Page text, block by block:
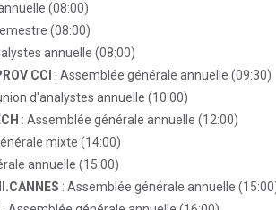
(08:00)
(08:00)
annuelle (08:00)
CCI : Assemblée générale annuelle (09:30)
d'analystes annuelle (10:00)
: Assemblée générale annuelle (12:00)
mixte (14:00)
annuelle (15:00)
: Assemblée générale annuelle